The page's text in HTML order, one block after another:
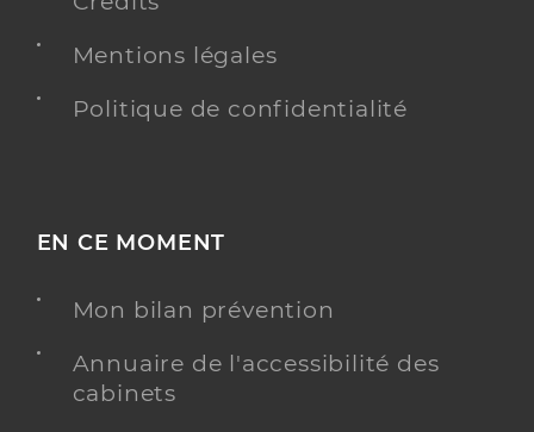
Mentions légales
Politique de confidentialité
EN CE MOMENT
Mon bilan prévention
Annuaire de l'accessibilité des
cabinets